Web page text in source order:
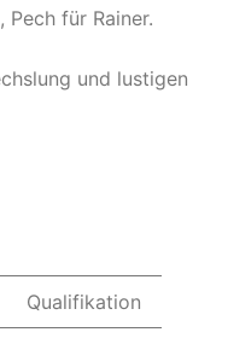
Pech für Rainer.
und lustigen
Qualifikation